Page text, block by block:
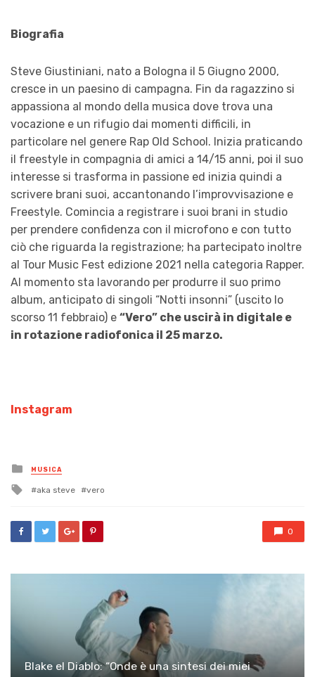
Biografia
Steve Giustiniani, nato a Bologna il 5 Giugno 2000,
cresce in un paesino di campagna. Fin da ragazzino si
appassiona al mondo della musica dove trova una
vocazione e un rifugio dai momenti difficili, in
particolare nel genere Rap Old School. Inizia praticando
il freestyle in compagnia di amici a 14/15 anni, poi il suo
interesse si trasforma in passione ed inizia quindi a
scrivere brani suoi, accantonando l’improvvisazione e
Freestyle. Comincia a registrare i suoi brani in studio
per prendere confidenza con il microfono e con tutto
ciò che riguarda la registrazione; ha partecipato inoltre
al Tour Music Fest edizione 2021 nella categoria Rapper.
Al momento sta lavorando per produrre il suo primo
album, anticipato di singoli “Notti insonni” (uscito lo
scorso 11 febbraio) e “Vero” che uscirà in digitale e
in rotazione radiofonica il 25 marzo.
Instagram
Posted
in
MUSICA
Tagged
aka steve vero
0
Blake el Diablo: “Onde è una sintesi dei miei